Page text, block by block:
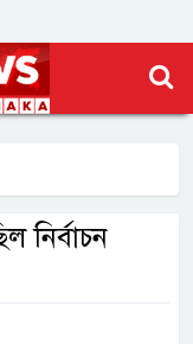
নির্বাচন